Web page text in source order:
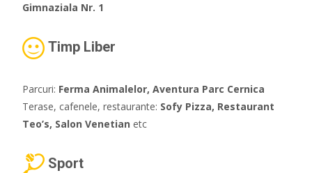
Gimnaziala Nr. 1
Timp Liber
Parcuri: Ferma Animalelor, Aventura Parc Cernica
Terase, cafenele, restaurante: Sofy Pizza, Restaurant
Teo’s, Salon Venetian etc
Sport